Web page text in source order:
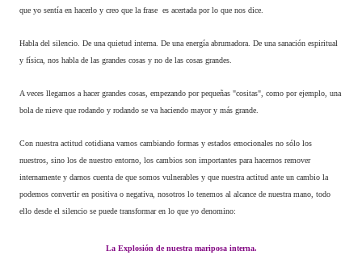
que yo sentía en hacerlo y creo que la frase es acertada por lo que nos dice.
Habla del silencio. De una quietud interna. De una energía abrumadora. De una sanación espiritual
y física, nos habla de las grandes cosas y no de las cosas grandes.
A veces llegamos a hacer grandes cosas, empezando por pequeñas "cositas", como por ejemplo, una
bola de nieve que rodando y rodando se va haciendo mayor y más grande.
Con nuestra actitud cotidiana vamos cambiando formas y estados emocionales no sólo los
nuestros, sino los de nuestro entorno, los cambios son importantes para hacernos remover
internamente y darnos cuenta de que somos vulnerables y que nuestra actitud ante un cambio la
podemos convertir en positiva o negativa, nosotros lo tenemos al alcance de nuestra mano, todo
ello desde el silencio se puede transformar en lo que yo denomino:
La Explosión de nuestra mariposa interna.